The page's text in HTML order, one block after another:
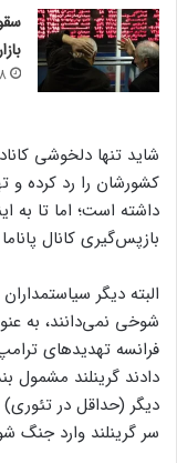
18
شاید تنها دلخوشی
کشورشان را رد کرده و
داشته است؛ اما تا به
بازپس‌گیری کانال
البته دیگر
شوخی نمی‌دانند، به
فرانسه تهدیدهای
دادند گرینلند مشمول
دیگر (حداقل در
سر گرینلند وارد جنگ